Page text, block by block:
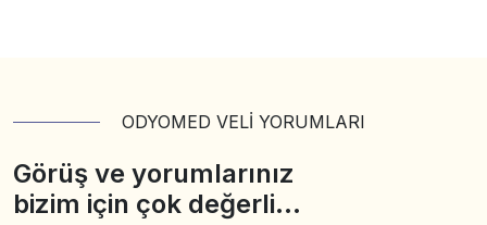
ODYOMED VELİ YORUMLARI
Görüş ve yorumlarınız
bizim için çok değerli…